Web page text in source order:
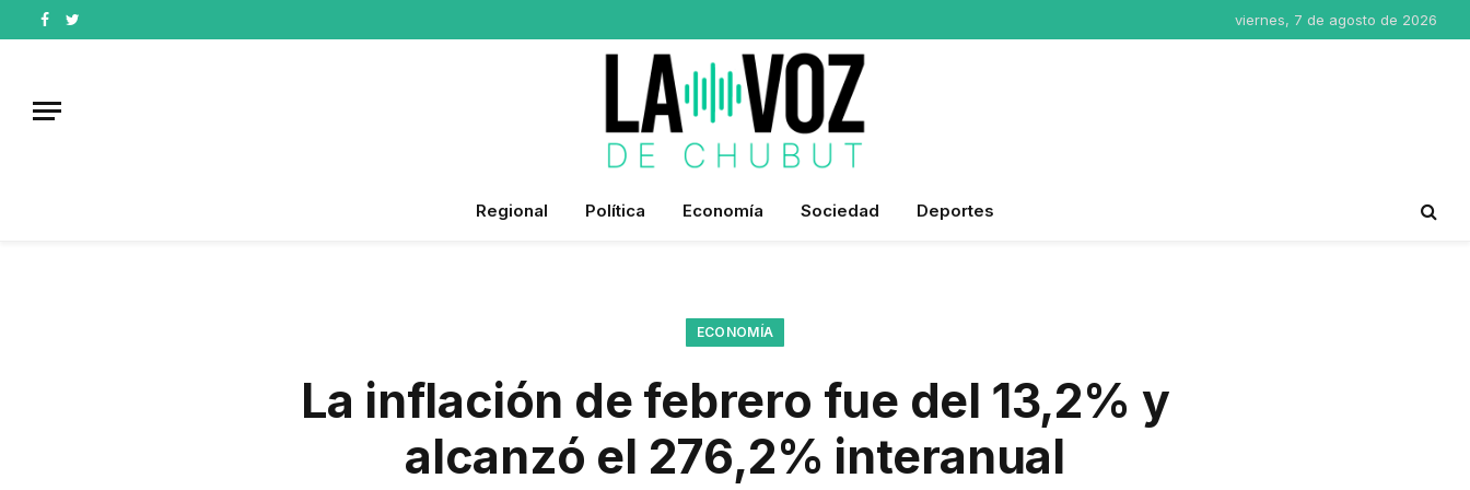
Facebook
Twitter
viernes, 7 de agosto de 2026
Regional Política Economía Sociedad Deportes
ECONOMÍA
La inflación de febrero fue del 13,2% y
alcanzó el 276,2% interanual